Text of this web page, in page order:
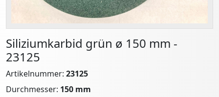
Siliziumkarbid grün ø 150 mm -
23125
Artikelnummer: 23125
Durchmesser: 150 mm